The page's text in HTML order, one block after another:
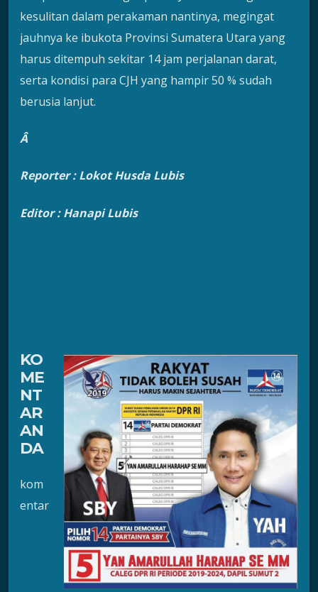
kesulitan dalam perakaman nantinya, megingat
jauhnya ke ibukota Provinsi Sumatera Utara yang
harus ditempuh sekitar 14 jam perjalanan darat,
serta kondisi para CJH yang hampir 50 % sudah
berusia lanjut.
Â
Reporter : Lokot Husda Lubis
Editor : Hanapi Lubis
KO
ME
NT
AR
AN
DA
kom
entar